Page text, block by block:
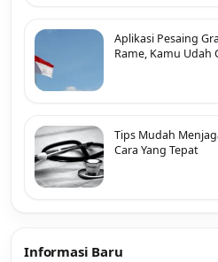
Aplikasi Pesaing
Rame, Kamu Udah
Tips Mudah
Cara Yang Tepat
Informasi Baru